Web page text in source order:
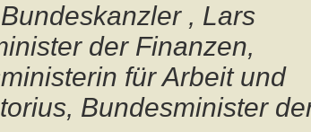
, Lars
der Finanzen,
für Arbeit und
Bundesminister